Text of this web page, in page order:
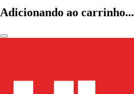
Adicionando ao carrinho...